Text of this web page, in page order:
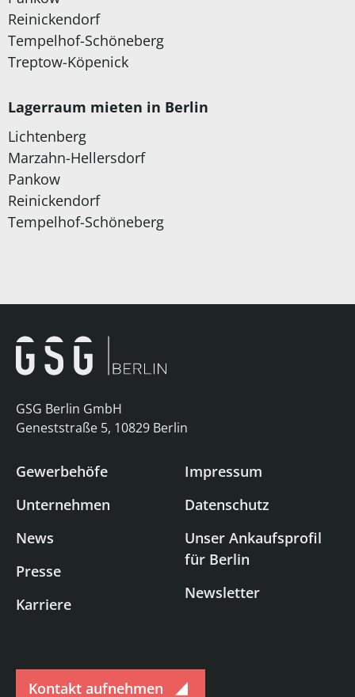
Reinickendorf
Tempelhof-Schöneberg
Treptow-Köpenick
Lagerraum mieten in Berlin
Lichtenberg
Marzahn-Hellersdorf
Pankow
Reinickendorf
Tempelhof-Schöneberg
GSG Berlin GmbH
Geneststraße 5, 10829 Berlin
Gewerbehöfe
Unternehmen
News
Presse
Karriere
Impressum
Datenschutz
Unser Ankaufsprofil
für Berlin
Newsletter
Kontakt aufnehmen